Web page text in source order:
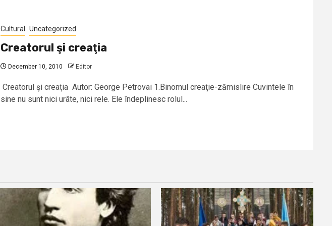
Cultural Uncategorized
Creatorul şi creaţia
December 10, 2010 Editor
Creatorul şi creaţia Autor: George Petrovai 1.Binomul creaţie-zămislire Cuvintele în
sine nu sunt nici urâte, nici rele. Ele îndeplinesc rolul...